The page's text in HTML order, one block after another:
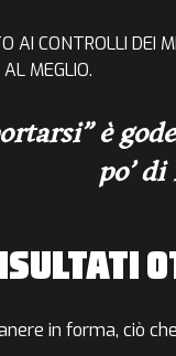
AI CONTROLLI DEI
MEGLIO.
è
po’
in forma, ciò